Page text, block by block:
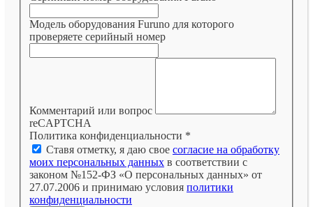
Модель оборудования Furuno для которого
проверяете серийный номер
Комментарий или вопрос
reCAPTCHA
Политика конфиденциальности *
Ставя отметку, я даю свое согласие на обработку
моих персональных данных в соответствии с
законом №152-ФЗ «О персональных данных» от
27.07.2006 и принимаю условия политики
конфиденциальности